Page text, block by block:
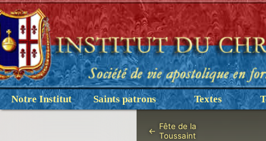
Notre Institut Saints patrons Textes
← Fête de la
Toussaint